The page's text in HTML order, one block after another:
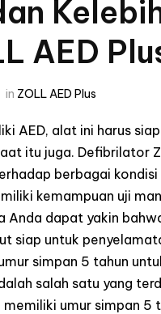
AED
in ZOLL AED Plus
AED, alat ini harus siap
itu juga. Defibrilator
berbagai kondisi
kemampuan uji
Anda dapat yakin
siap untuk
simpan 5 tahun
salah satu yang
memiliki umur simpan 5